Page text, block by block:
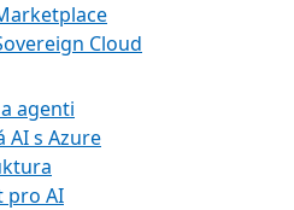
Cloud
agenti
AI s Azure
pro AI